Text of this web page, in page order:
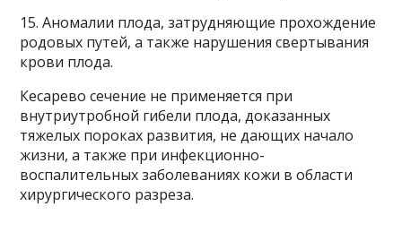
15. Аномалии плода, затрудняющие прохождение
родовых путей, а также нарушения свертывания
крови плода.
Кесарево сечение не применяется при
внутриутробной гибели плода, доказанных
тяжелых пороках развития, не дающих начало
жизни, а также при инфекционно-
воспалительных заболеваниях кожи в области
хирургического разреза.